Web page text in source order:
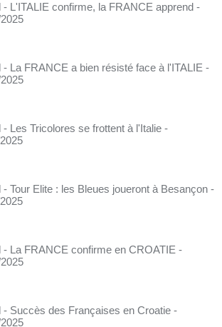
- L'ITALIE confirme, la FRANCE apprend -
- La FRANCE a bien résisté face à l'ITALIE -
- Les Tricolores se frottent à l'Italie -
- Tour Elite : les Bleues joueront à Besançon -
- La FRANCE confirme en CROATIE -
- Succès des Françaises en Croatie -